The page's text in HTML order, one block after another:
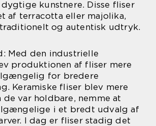
kunstnere. Disse fliser
af terracotta eller majolika,
og autentisk udtryk.
Med den industrielle
produktionen af fliser mere
for bredere
Keramiske fliser blev mere
var holdbare, nemme at
i et bredt udvalg af
I dag er fliser stadig det